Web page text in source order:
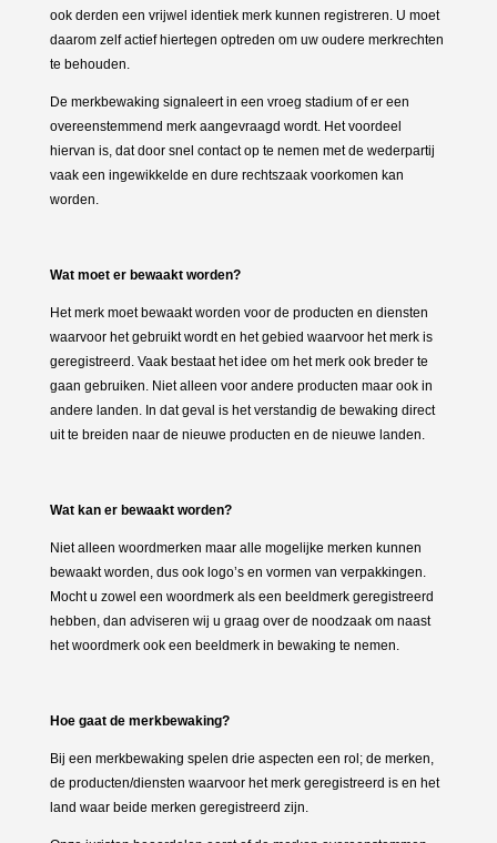
ook derden een vrijwel identiek merk kunnen registreren. U moet
daarom zelf actief hiertegen optreden om uw oudere merkrechten
te behouden.
De merkbewaking signaleert in een vroeg stadium of er een
overeenstemmend merk aangevraagd wordt. Het voordeel
hiervan is, dat door snel contact op te nemen met de wederpartij
vaak een ingewikkelde en dure rechtszaak voorkomen kan
worden.
Wat moet er bewaakt worden?
Het merk moet bewaakt worden voor de producten en diensten
waarvoor het gebruikt wordt en het gebied waarvoor het merk is
geregistreerd. Vaak bestaat het idee om het merk ook breder te
gaan gebruiken. Niet alleen voor andere producten maar ook in
andere landen. In dat geval is het verstandig de bewaking direct
uit te breiden naar de nieuwe producten en de nieuwe landen.
Wat kan er bewaakt worden­?
Niet alleen woordmerken maar alle mogelijke merken kunnen
bewaakt worden, dus ook logo’s en vormen van verpakkingen.
Mocht u zowel een woordmerk als een beeldmerk geregistreerd
hebben, dan adviseren wij u graag over de noodzaak om naast
het woordmerk ook een beeldmerk in bewaking te nemen.
Hoe gaat de merkbewaking?
Bij een merkbewaking spelen drie aspecten een rol; de merken,
de producten/diensten waarvoor het merk geregistreerd is en het
land waar beide merken geregistreerd zijn.